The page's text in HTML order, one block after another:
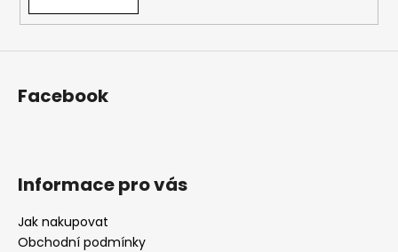
Facebook
Informace pro vás
Jak nakupovat
Obchodní podmínky